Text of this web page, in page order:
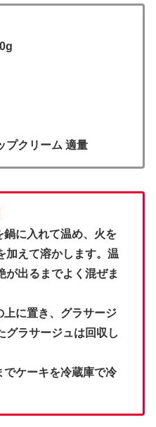
プクリーム 適量
に入れて温め、火を
加えて溶かします。温
が出るまでよく混ぜま
に置き、グラサージ
グラサージュは回収し
ケーキを冷蔵庫で冷